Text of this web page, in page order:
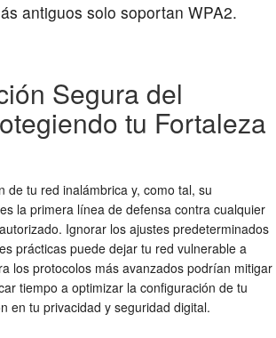
antiguos solo soportan WPA2.
Segura del
tu Fortaleza
de tu red inalámbrica y, como tal, su
es la primera línea de defensa contra cualquier
. Ignorar los ajustes predeterminados
prácticas puede dejar tu red vulnerable a
los protocolos más avanzados podrían mitigar
tiempo a optimizar la configuración de tu
en tu privacidad y seguridad digital.